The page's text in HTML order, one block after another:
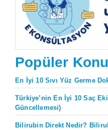
Popüler
En İyi 10 Sıvı Yüz Germe
Türkiye’nin En İyi 10 Saç
Güncellemesi)
Bilirubin Direkt Nedir?